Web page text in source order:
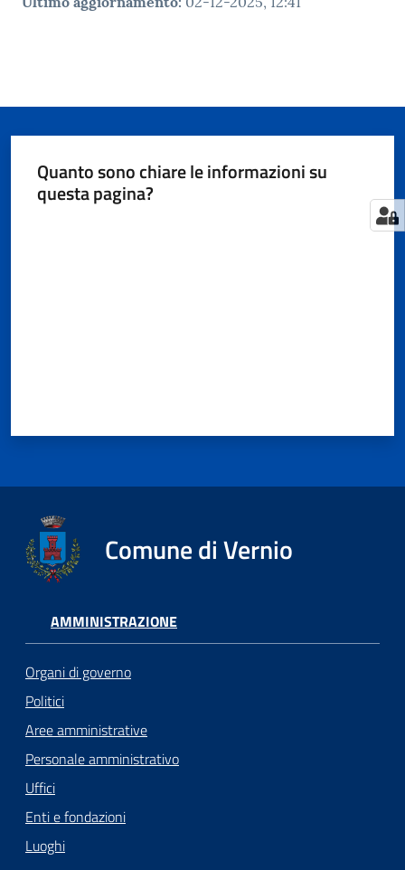
Quanto sono chiare le informazioni su
questa pagina?
Comune di Vernio
AMMINISTRAZIONE
Organi di governo
Politici
Aree amministrative
Personale amministrativo
Uffici
Enti e fondazioni
Luoghi